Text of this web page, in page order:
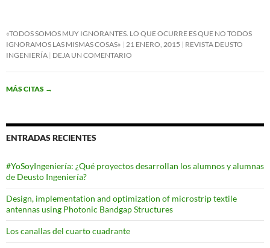
«TODOS SOMOS MUY IGNORANTES. LO QUE OCURRE ES QUE NO TODOS
IGNORAMOS LAS MISMAS COSAS»
21 ENERO, 2015
REVISTA DEUSTO
INGENIERÍA DEJA UN COMENTARIO
MÁS CITAS →
ENTRADAS RECIENTES
#YoSoyIngeniería: ¿Qué proyectos desarrollan los alumnos y alumnas
de Deusto Ingeniería?
Design, implementation and optimization of microstrip textile
antennas using Photonic Bandgap Structures
Los canallas del cuarto cuadrante